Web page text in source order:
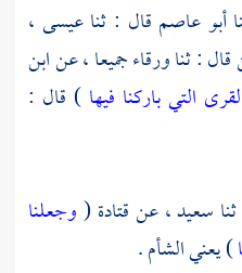
أبو عاصم قال : ثناعيسى ،
قال : ثناورقاءجميعا ، عنابن
التي باركنا فيها ) قال :
سعيد ،عنقتادة (وجعلنا
) يعنيالشأم.